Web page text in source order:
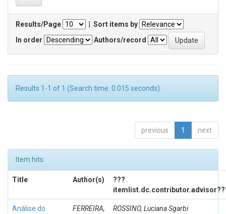
Results/Page
Sort items by
In order
Authors/record
Results 1-1 of 1 (Search time: 0.015 seconds).
previous 1 next
Item hits:
Title Author(s)
???
Análise do
FERREIRA,
ROSSINO, Luciana Sgarbi